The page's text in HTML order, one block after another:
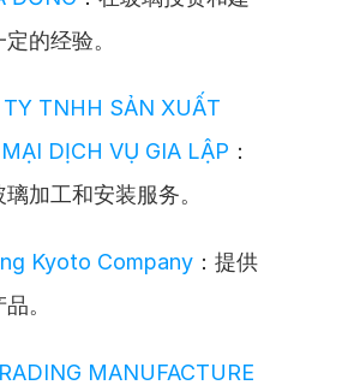
的经验。
TY TNHH SẢN XUẤT
DỊCH VỤ GIA LẬP ：
加工和安装服务。
Kyoto Company ：提供
。
MANUFACTURE